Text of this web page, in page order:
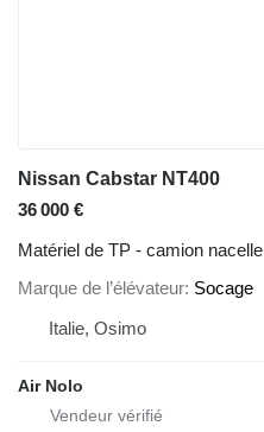
Nissan Cabstar NT400
36 000 €
Matériel de TP - camion nacelle
Marque de l’élévateur Socage
Italie, Osimo
Air Nolo